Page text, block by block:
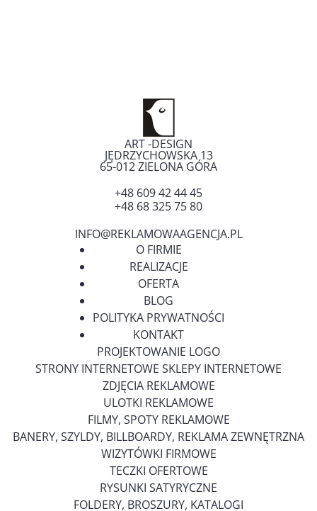
ART -DESIGN
JĘDRZYCHOWSKA 13
65-012ZIELONA GÓRA
+48 609 42 44 45
+48 68 325 75 80
INFO@REKLAMOWAAGENCJA.PL
O FIRMIE
REALIZACJE
OFERTA
BLOG
POLITYKA PRYWATNOŚCI
KONTAKT
PROJEKTOWANIE LOGO
STRONY INTERNETOWE SKLEPY INTERNETOWE
ZDJĘCIA REKLAMOWE
ULOTKI REKLAMOWE
FILMY, SPOTY REKLAMOWE
BANERY, SZYLDY, BILLBOARDY, REKLAMA ZEWNĘTRZNA
WIZYTÓWKI FIRMOWE
TECZKI OFERTOWE
RYSUNKI SATYRYCZNE
FOLDERY, BROSZURY, KATALOGI